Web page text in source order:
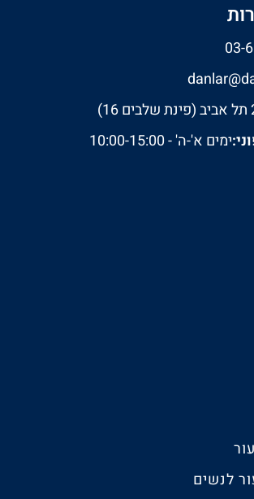
03-
ימים א'-ה' - 10:00-15:00
לנשים